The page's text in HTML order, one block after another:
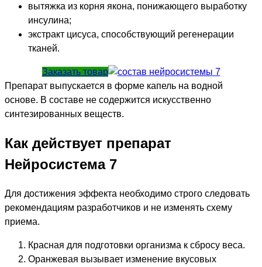
вытяжка из корня якона, понижающего выработку
инсулина;
экстракт цисуса, способствующий регенерации
тканей.
Заказать товар
Препарат выпускается в форме капель на водной
основе. В составе не содержится искусственно
синтезированных веществ.
Как действует препарат
Нейросистема 7
Для достижения эффекта необходимо строго следовать
рекомендациям разработчиков и не изменять схему
приема.
Красная для подготовки организма к сбросу веса.
Оранжевая вызывает изменение вкусовых